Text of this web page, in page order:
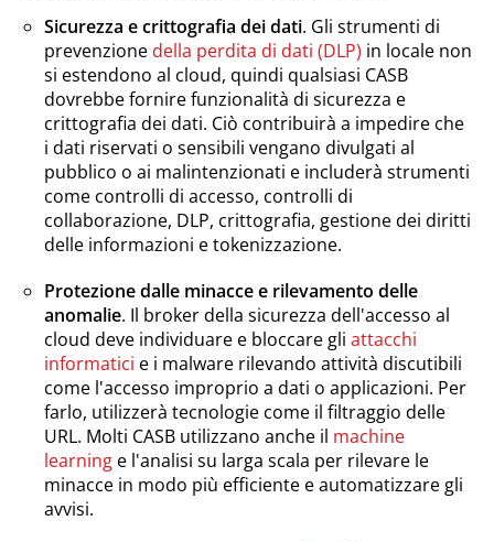
Sicurezza e crittografia dei dati. Gli strumenti di
prevenzione della perdita di dati (DLP) in locale non
si estendono al cloud, quindi qualsiasi CASB
dovrebbe fornire funzionalità di sicurezza e
crittografia dei dati. Ciò contribuirà a impedire che
i dati riservati o sensibili vengano divulgati al
pubblico o ai malintenzionati e includerà strumenti
come controlli di accesso, controlli di
collaborazione, DLP, crittografia, gestione dei diritti
delle informazioni e tokenizzazione.
Protezione dalle minacce e rilevamento delle
anomalie. Il broker della sicurezza dell'accesso al
cloud deve individuare e bloccare gli attacchi
informatici e i malware rilevando attività discutibili
come l'accesso improprio a dati o applicazioni. Per
farlo, utilizzerà tecnologie come il filtraggio delle
URL. Molti CASB utilizzano anche il machine
learning e l'analisi su larga scala per rilevare le
minacce in modo più efficiente e automatizzare gli
avvisi.